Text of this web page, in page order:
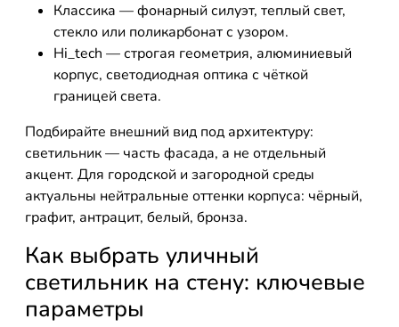
Классика — фонарный силуэт, теплый свет,
стекло или поликарбонат с узором.
Hi_tech — строгая геометрия, алюминиевый
корпус, светодиодная оптика с чёткой
границей света.
Подбирайте внешний вид под архитектуру:
светильник — часть фасада, а не отдельный
акцент. Для городской и загородной среды
актуальны нейтральные оттенки корпуса: чёрный,
графит, антрацит, белый, бронза.
Как выбрать уличный
светильник на стену: ключевые
параметры